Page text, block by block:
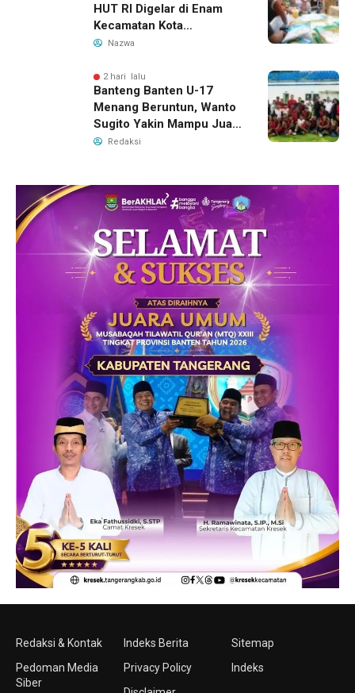
HUT RI Digelar di Enam
Kecamatan Kota
Tangerang, Catat
Nazwa
2 hari lalu
Banteng Banten U-17
Menang Beruntun, Wanto
Sugito Yakin Mampu Juara
Soekarno Cup 2026
Redaksi
Redaksi & Kontak
Pedoman Media
Siber
Indeks Berita
Privacy Policy
Sitemap
Indeks